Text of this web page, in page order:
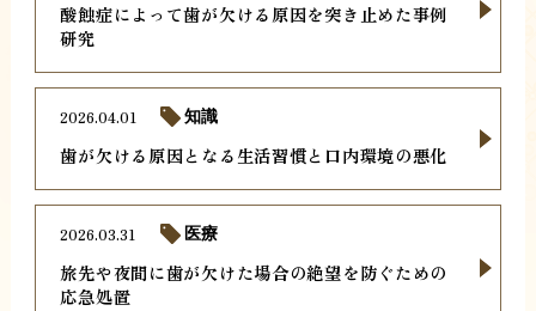
酸蝕症によって歯が欠ける原因を突き止めた事例
研究
歯が欠ける原因となる生活習慣と口内環境の悪化
2026.04.01 知識
旅先や夜間に歯が欠けた場合の絶望を防ぐための
応急処置
2026.03.31 医療